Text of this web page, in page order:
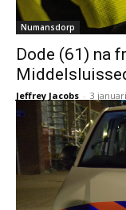
Numansdorp
Dode (61) na
Jeffrey Jacobs - 3